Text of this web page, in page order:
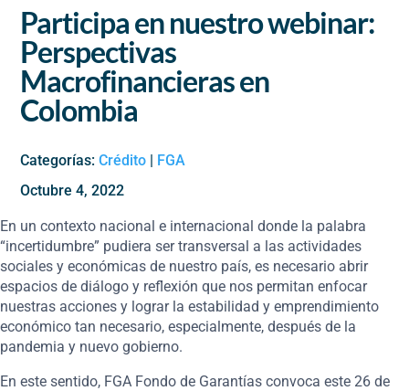
Participa en nuestro webinar:
Perspectivas
Macrofinancieras en
Colombia
Categorías:Crédito | FGA
octubre 4, 2022
En un contexto nacional e internacional donde la palabra
“incertidumbre” pudiera ser transversal a las actividades
sociales y económicas de nuestro país, es necesario abrir
espacios de diálogo y reflexión que nos permitan enfocar
nuestras acciones y lograr la estabilidad y emprendimiento
económico tan necesario, especialmente, después de la
pandemia y nuevo gobierno.
En este sentido, FGA Fondo de Garantías convoca este 26 de